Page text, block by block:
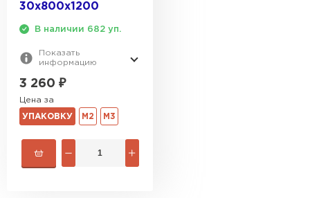
30х800х1200
В наличии 682 уп.
Показать
информацию
3 260 ₽
Цена за
УПАКОВКУ М2 М3